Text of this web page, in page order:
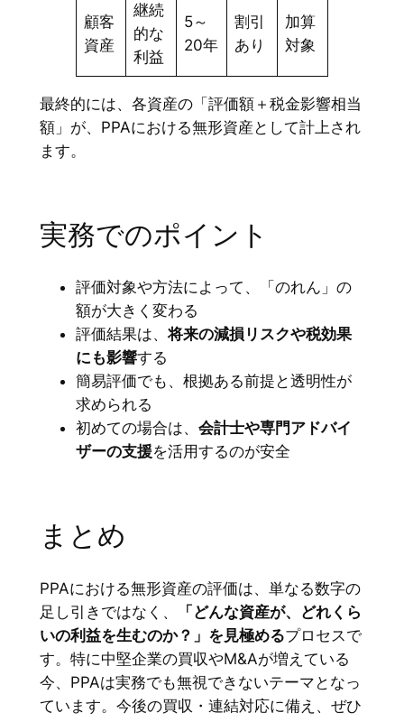
顧客
資産
継続
的な
利益
5～
20年
割引
あり
加算
対象
最終的には、各資産の「評価額＋税金影響相当
額」が、PPAにおける無形資産として計上され
ます。
実務でのポイント
評価対象や方法によって、「のれん」の
額が大きく変わる
評価結果は、将来の減損リスクや税効果
にも影響する
簡易評価でも、根拠ある前提と透明性が
求められる
初めての場合は、 会計士や専門アドバイ
ザーの支援を活用するのが安全
まとめ
PPAにおける無形資産の評価は、単なる数字の
足し引きではなく、
「どんな資産が、どれくら
いの利益を生むのか？」を見極めるプロセスで
す。特に中堅企業の買収やM&Aが増えている
今、PPAは実務でも無視できないテーマとなっ
ています。今後の買収・連結対応に備え、ぜひ